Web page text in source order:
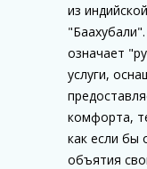
из
означает
услуги,
комфорта,
как если бы
объятия